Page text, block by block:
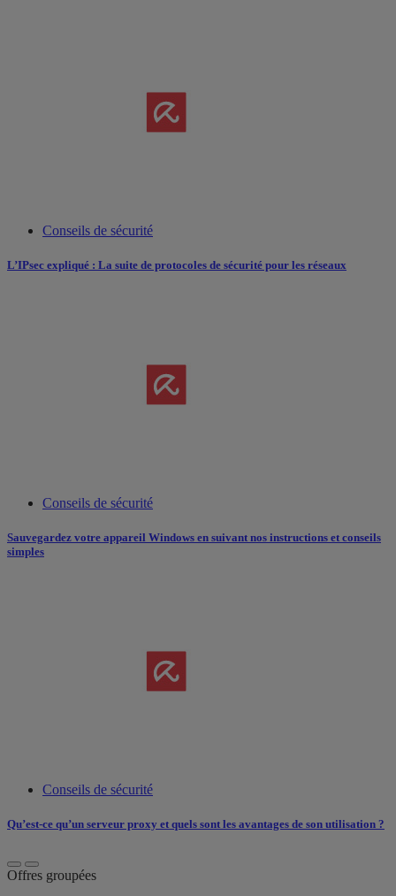
Conseils de sécurité
L’IPsec expliqué : La suite de protocoles de sécurité pour les réseaux
Conseils de sécurité
Sauvegardez votre appareil Windows en suivant nos instructions et conseils
simples
Conseils de sécurité
Qu’est-ce qu’un serveur proxy et quels sont les avantages de son utilisation ?
Offres groupées